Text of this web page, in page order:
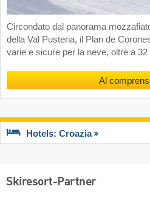
Circondato dal panorama
della Val Pusteria, il Plan de
varie e sicure per la neve, oltre a
Al
Hotels: Croazia
Skiresort-Partner